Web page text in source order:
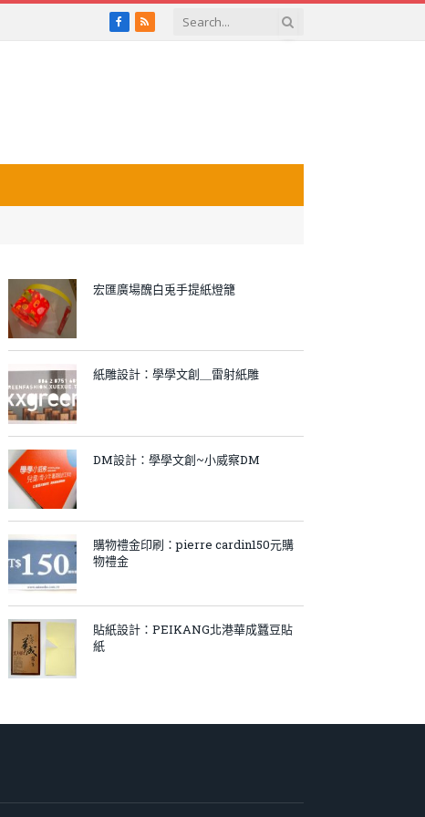
Facebook
RSS
宏匯廣場醜白兎手提紙燈籠
紙雕設計：學學文創＿雷射紙雕
DM設計：學學文創~小威察DM
購物禮金印刷：pierre cardin150元購
物禮金
貼紙設計：PEIKANG北港華成蠶豆貼
紙